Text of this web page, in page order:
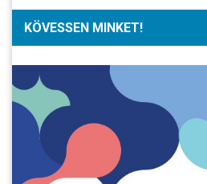
KÖVESSEN MINKET!